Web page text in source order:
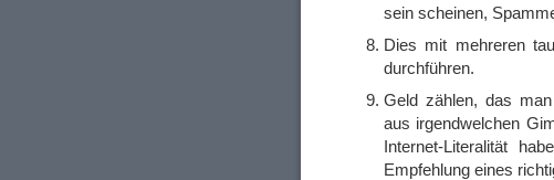
sein scheinen,
Dies mit mehreren
durchführen.
Geld zählen, das
aus irgendwelchen
Internet-Literalität
Empfehlung eines